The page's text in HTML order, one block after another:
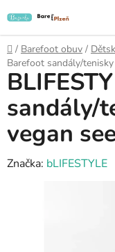
na
obsah
Domů
/ Barefoot obuv /
Barefoot sandály/
sandály/
vegan
Značka: bLIFESTYLE